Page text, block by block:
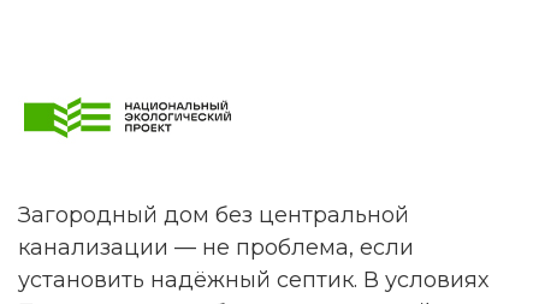
Загородный дом без центральной
канализации — не проблема, если
установить надёжный септик. В условиях